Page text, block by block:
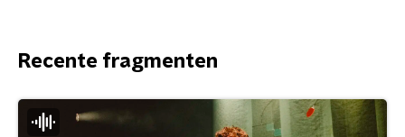
Recente fragmenten